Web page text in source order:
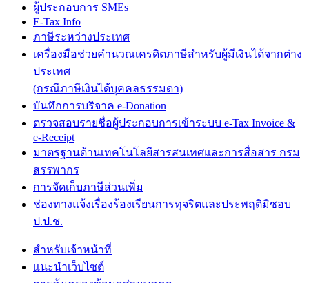
ผู้ประกอบการ SMEs
E-Tax Info
ภาษีระหว่างประเทศ
เครื่องมือช่วยคำนวณเครดิตภาษีสำหรับผู้มีเงินได้จากต่าง
ประเทศ
(กรณีภาษีเงินได้บุคคลธรรมดา)
บันทึกการบริจาค e-Donation
ตรวจสอบรายชื่อผู้ประกอบการเข้าระบบ e-Tax Invoice &
e-Receipt
มาตรฐานด้านเทคโนโลยีสารสนเทศและการสื่อสาร กรม
สรรพากร
การจัดเก็บภาษีส่วนเพิ่ม
ช่องทางแจ้งเรื่องร้องเรียนการทุจริตและประพฤติมิชอบ
ป.ป.ช.
สำหรับเจ้าหน้าที่
แนะนำเว็บไซต์